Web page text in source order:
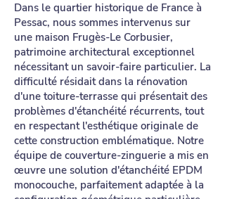
Dans le quartier historique de France à
Pessac, nous sommes intervenus sur
une maison Frugès-Le Corbusier,
patrimoine architectural exceptionnel
nécessitant un savoir-faire particulier. La
difficulté résidait dans la rénovation
d'une toiture-terrasse qui présentait des
problèmes d'étanchéité récurrents, tout
en respectant l'esthétique originale de
cette construction emblématique. Notre
équipe de couverture-zinguerie a mis en
œuvre une solution d'étanchéité EPDM
monocouche, parfaitement adaptée à la